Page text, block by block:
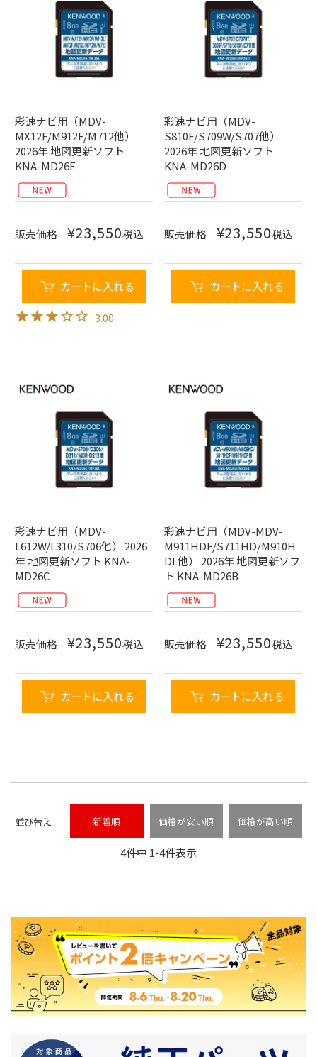
彩速ナビ用（MDV-
MX12F/M912F/M712他）
2026年 地図更新ソフト
KNA-MD26E
販売価格 ¥23,550税込
カートに入れる
3.00
彩速ナビ用（MDV-
S810F/S709W/S707他）
2026年 地図更新ソフト
KNA-MD26D
販売価格 ¥23,550税込
カートに入れる
彩速ナビ用（MDV-
L612W/L310/S706他） 2026
年 地図更新ソフト KNA-
MD26C
販売価格 ¥23,550税込
カートに入れる
彩速ナビ用（MDV-MDV-
M911HDF/S711HD/M910H
DL他） 2026年 地図更新ソフ
ト KNA-MD26B
販売価格 ¥23,550税込
カートに入れる
並び替え 新着順 価格が安い順 価格が高い順
4件中 1-4件表示